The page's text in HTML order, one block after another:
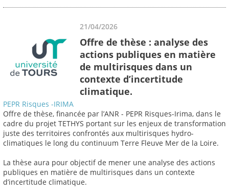
21/04/2026
Offre de thèse : analyse des
actions publiques en matière
de multirisques dans un
contexte d’incertitude
climatique.
PEPR Risques -IRIMA
Offre de thèse, financée par l’ANR - PEPR Risques-Irima, dans le
cadre du projet TETHYS portant sur les enjeux de transformation
juste des territoires confrontés aux multirisques hydro-
climatiques le long du continuum Terre Fleuve Mer de la Loire.
La thèse aura pour objectif de mener une analyse des actions
publiques en matière de multirisques dans un contexte
d’incertitude climatique.